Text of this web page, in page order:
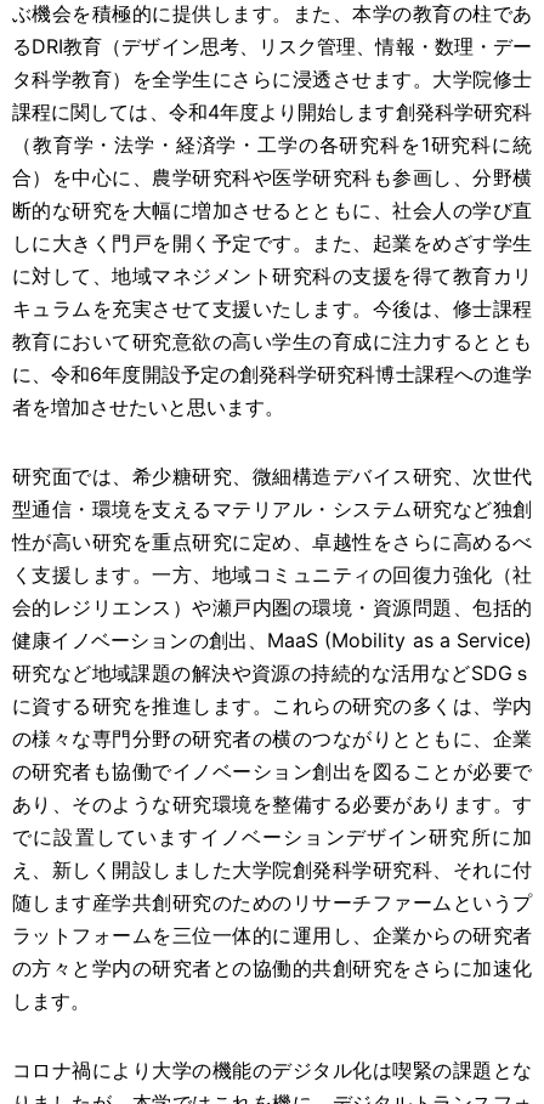
ぶ機会を積極的に提供します。また、本学の教育の柱であ
るDRI教育（デザイン思考、リスク管理、情報・数理・デー
タ科学教育）を全学生にさらに浸透させます。大学院修士
課程に関しては、令和4年度より開始します創発科学研究科
（教育学・法学・経済学・工学の各研究科を1研究科に統
合）を中心に、農学研究科や医学研究科も参画し、分野横
断的な研究を大幅に増加させるとともに、社会人の学び直
しに大きく門戸を開く予定です。また、起業をめざす学生
に対して、地域マネジメント研究科の支援を得て教育カリ
キュラムを充実させて支援いたします。今後は、修士課程
教育において研究意欲の高い学生の育成に注力するととも
に、令和6年度開設予定の創発科学研究科博士課程への進学
者を増加させたいと思います。
研究面では、希少糖研究、微細構造デバイス研究、次世代
型通信・環境を支えるマテリアル・システム研究など独創
性が高い研究を重点研究に定め、卓越性をさらに高めるべ
く支援します。一方、地域コミュニティの回復力強化（社
会的レジリエンス）や瀬戸内圏の環境・資源問題、包括的
健康イノベーションの創出、MaaS (Mobility as a Service)
研究など地域課題の解決や資源の持続的な活用などSDGｓ
に資する研究を推進します。これらの研究の多くは、学内
の様々な専門分野の研究者の横のつながりとともに、企業
の研究者も協働でイノベーション創出を図ることが必要で
あり、そのような研究環境を整備する必要があります。す
でに設置していますイノベーションデザイン研究所に加
え、新しく開設しました大学院創発科学研究科、それに付
随します産学共創研究のためのリサーチファームというプ
ラットフォームを三位一体的に運用し、企業からの研究者
の方々と学内の研究者との協働的共創研究をさらに加速化
します。
コロナ禍により大学の機能のデジタル化は喫緊の課題とな